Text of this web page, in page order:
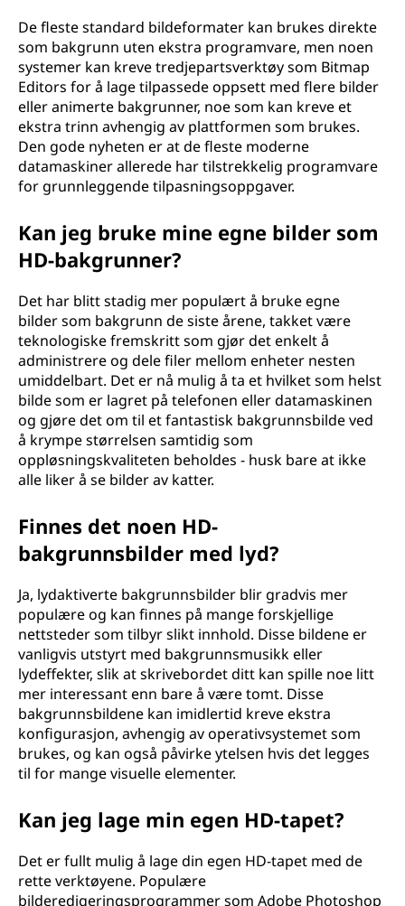
De fleste standard bildeformater kan brukes direkte
som bakgrunn uten ekstra programvare, men noen
systemer kan kreve tredjepartsverktøy som Bitmap
Editors for å lage tilpassede oppsett med flere bilder
eller animerte bakgrunner, noe som kan kreve et
ekstra trinn avhengig av plattformen som brukes.
Den gode nyheten er at de fleste moderne
datamaskiner allerede har tilstrekkelig programvare
for grunnleggende tilpasningsoppgaver.
Kan jeg bruke mine egne bilder som
HD-bakgrunner?
Det har blitt stadig mer populært å bruke egne
bilder som bakgrunn de siste årene, takket være
teknologiske fremskritt som gjør det enkelt å
administrere og dele filer mellom enheter nesten
umiddelbart. Det er nå mulig å ta et hvilket som helst
bilde som er lagret på telefonen eller datamaskinen
og gjøre det om til et fantastisk bakgrunnsbilde ved
å krympe størrelsen samtidig som
oppløsningskvaliteten beholdes - husk bare at ikke
alle liker å se bilder av katter.
Finnes det noen HD-
bakgrunnsbilder med lyd?
Ja, lydaktiverte bakgrunnsbilder blir gradvis mer
populære og kan finnes på mange forskjellige
nettsteder som tilbyr slikt innhold. Disse bildene er
vanligvis utstyrt med bakgrunnsmusikk eller
lydeffekter, slik at skrivebordet ditt kan spille noe litt
mer interessant enn bare å være tomt. Disse
bakgrunnsbildene kan imidlertid kreve ekstra
konfigurasjon, avhengig av operativsystemet som
brukes, og kan også påvirke ytelsen hvis det legges
til for mange visuelle elementer.
Kan jeg lage min egen HD-tapet?
Det er fullt mulig å lage din egen HD-tapet med de
rette verktøyene. Populære
bilderedigeringsprogrammer som Adobe Photoshop